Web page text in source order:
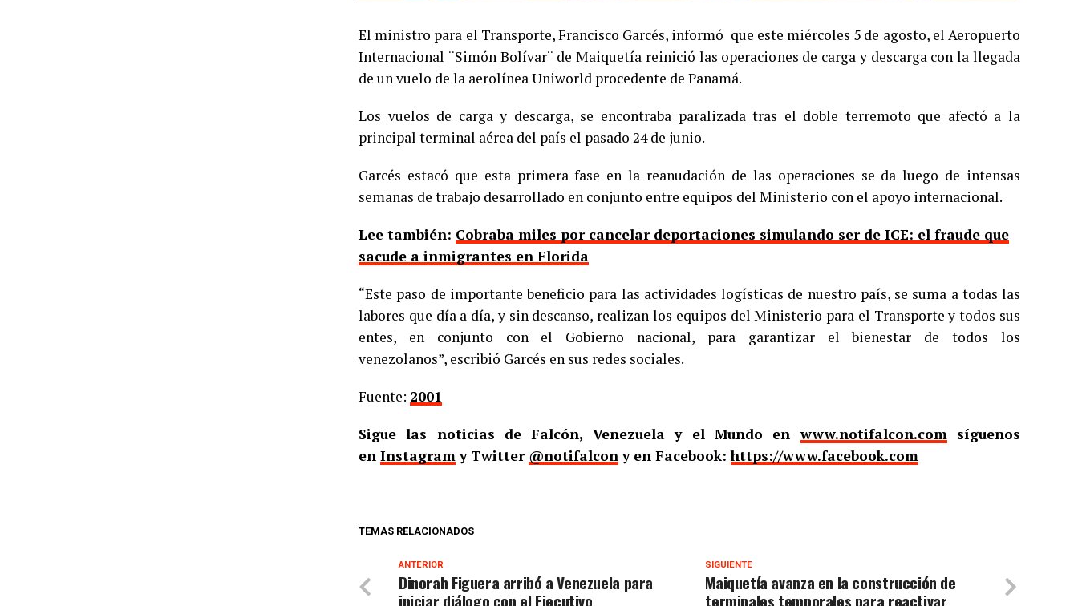
El ministro para el Transporte, Francisco Garcés, informó que este miércoles 5 de agosto, el Aeropuerto
Internacional ¨Simón Bolívar¨ de Maiquetía reinició las operaciones de carga y descarga con la llegada
de un vuelo de la aerolínea Uniworld procedente de Panamá.
Los vuelos de carga y descarga, se encontraba paralizada tras el doble terremoto que afectó a la
principal terminal aérea del país el pasado 24 de junio.
Garcés estacó que esta primera fase en la reanudación de las operaciones se da luego de intensas
semanas de trabajo desarrollado en conjunto entre equipos del Ministerio con el apoyo internacional.
Lee también: Cobraba miles por cancelar deportaciones simulando ser de ICE: el fraude que
sacude a inmigrantes en Florida
“Este paso de importante beneficio para las actividades logísticas de nuestro país, se suma a todas las
labores que día a día, y sin descanso, realizan los equipos del Ministerio para el Transporte y todos sus
entes, en conjunto con el Gobierno nacional, para garantizar el bienestar de todos los
venezolanos”, escribió Garcés en sus redes sociales.
Fuente: 2001
Sigue las noticias de Falcón, Venezuela y el Mundo enwww.notifalcon.comsíguenos
en Instagramy Twitter @notifalcony en Facebook:https://www.facebook.com
TEMAS RELACIONADOS
SIGUIENTE
Maiquetía avanza en la construcción de
terminales temporales para reactivar
ANTERIOR
Dinorah Figuera arribó a Venezuela para
iniciar diálogo con el Ejecutivo